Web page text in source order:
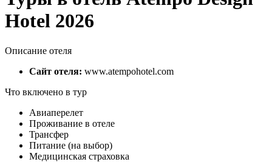
Hotel 2026
Описание отеля
Сайт отеля: www.atempohotel.com
Что включено в тур
Авиаперелет
Проживание в отеле
Трансфер
Питание (на выбор)
Медицинская страховка